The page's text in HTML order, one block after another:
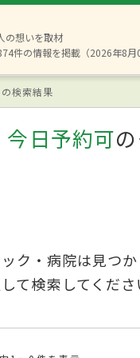
の想いを取材
件の情報を掲載（2026年8月
検索結果
日予約可
ク・病院は見つか
て検索してくださ